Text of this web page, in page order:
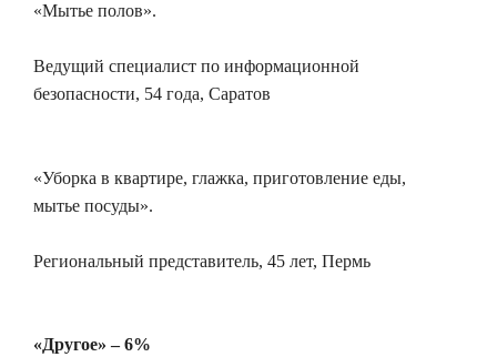
«Мытье полов».
Ведущий специалист по информационной
безопасности, 54 года, Саратов
«Уборка в квартире, глажка, приготовление еды,
мытье посуды».
Региональный представитель, 45 лет, Пермь
«Другое» – 6%